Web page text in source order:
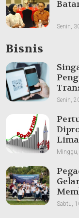
Senin,
Bisnis
Senin,
Sabtu,